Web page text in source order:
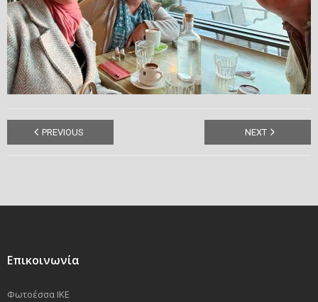
PREVIOUS NEXT
Επικοινωνία
Φωτοέσσα ΙΚΕ